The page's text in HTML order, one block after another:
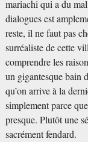
mariachi qui a du
dialogues est
reste, il ne faut pas
surréaliste de cette
comprendre les
un gigantesque bain
qu’on arrive à la
simplement parce
presque. Plutôt une
sacrément fendard.